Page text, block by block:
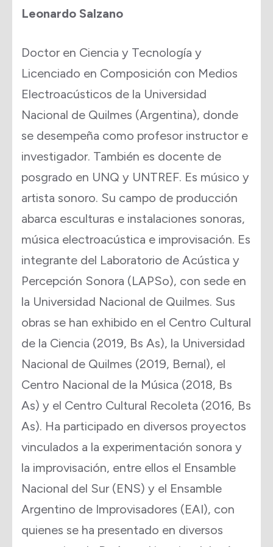
Leonardo Salzano
Doctor en Ciencia y Tecnología y
Licenciado en Composición con Medios
Electroacústicos de la Universidad
Nacional de Quilmes (Argentina), donde
se desempeña como profesor instructor e
investigador. También es docente de
posgrado en UNQ y UNTREF. Es músico y
artista sonoro. Su campo de producción
abarca esculturas e instalaciones sonoras,
música electroacústica e improvisación. Es
integrante del Laboratorio de Acústica y
Percepción Sonora (LAPSo), con sede en
la Universidad Nacional de Quilmes. Sus
obras se han exhibido en el Centro Cultural
de la Ciencia (2019, Bs As), la Universidad
Nacional de Quilmes (2019, Bernal), el
Centro Nacional de la Música (2018, Bs
As) y el Centro Cultural Recoleta (2016, Bs
As). Ha participado en diversos proyectos
vinculados a la experimentación sonora y
la improvisación, entre ellos el Ensamble
Nacional del Sur (ENS) y el Ensamble
Argentino de Improvisadores (EAI), con
quienes se ha presentado en diversos